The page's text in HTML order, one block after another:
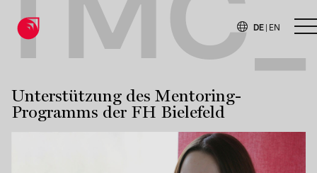
DE | EN
Unterstützung des Mentoring-
Programms der FH Bielefeld